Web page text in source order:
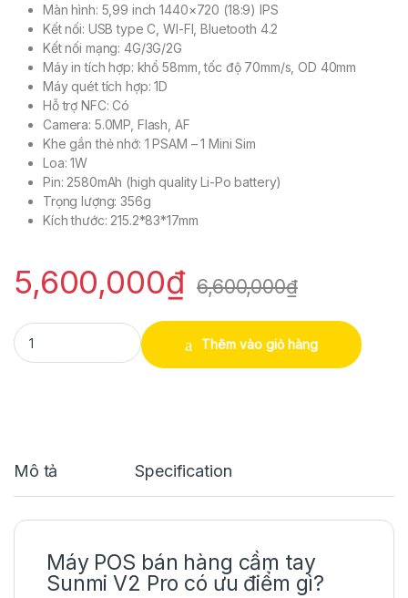
Màn hình: 5,99 inch 1440×720 (18:9) IPS
Kết nối: USB type C, WI-FI, Bluetooth 4.2
Kết nối mạng: 4G/3G/2G
Máy in tích hợp: khổ 58mm, tốc độ 70mm/s, OD 40mm
Máy quét tích hợp: 1D
Hỗ trợ NFC: Có
Camera: 5.0MP, Flash, AF
Khe gắn thẻ nhớ: 1 PSAM – 1 Mini Sim
Loa: 1W
Pin: 2580mAh (high quality Li-Po battery)
Trọng lượng: 356g
Kích thước: 215.2*83*17mm
5,600,000₫ 6,600,000₫
Máy POS bán hàng cầm tay Sunmi V2 PRO T5921 quantity
Thêm vào giỏ hàng
Mô tả Specification
Máy POS bán hàng cầm tay
Sunmi V2 Pro có ưu điểm gì?